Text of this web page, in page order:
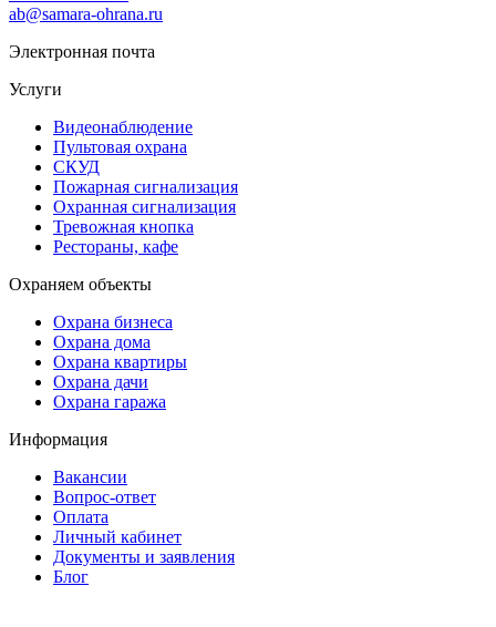
ab@samara-ohrana.ru
Электронная почта
Услуги
Видеонаблюдение
Пультовая охрана
СКУД
Пожарная сигнализация
Охранная сигнализация
Тревожная кнопка
Рестораны, кафе
Охраняем объекты
Охрана бизнеса
Охрана дома
Охрана квартиры
Охрана дачи
Охрана гаража
Информация
Вакансии
Вопрос-ответ
Оплата
Личный кабинет
Документы и заявления
Блог